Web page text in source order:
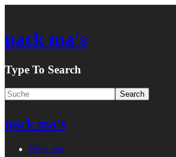
pack ma's
Type To Search
pack ma's
Über uns